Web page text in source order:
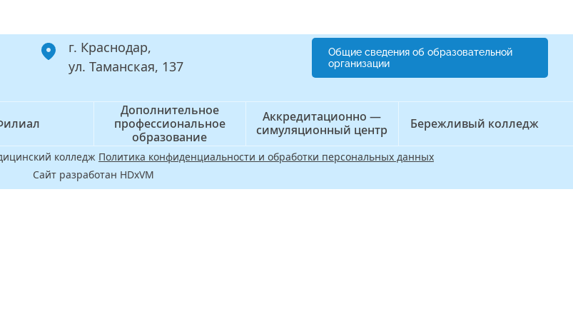
г. Краснодар,
ул. Таманская, 137
Общие сведения об образовательной
организации
Дополнительное
профессиональное
образование
Аккредитационно —
симуляционный центр
Бережливый колледж
колледж Политика конфиденциальности и обработки персональных данных
Сайт разработан HDxVM